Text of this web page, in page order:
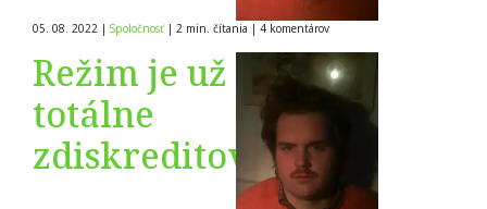
05. 08. 2022 | Spoločnosť | 2 min. čítania | 4 komentárov
Režim je už
totálne
zdiskreditovaný